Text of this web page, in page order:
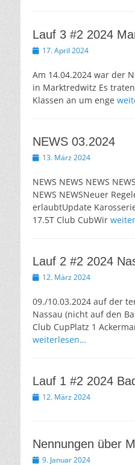
Lauf 3 #2 2024
Veröffentlicht
17. April 2024
Am 14.04.2024 war der
in Marktredwitz Es
Klassen an um enge
NEWS 03.2024
Veröffentlicht
13. März 2024
NEWS NEWS NEWS
NEWS NEWSNeuer
erlaubtUpdate
17.5T Club CubWir
Lauf 2 #2 2024
Veröffentlicht
12. März 2024
09./10.03.2024 auf der
Nassau (nicht auf den
Club CupPlatz 1
weiterlesen…
Lauf 1 #2 2024
Veröffentlicht
12. März 2024
Nennungen über
Veröffentlicht
9. Januar 2024